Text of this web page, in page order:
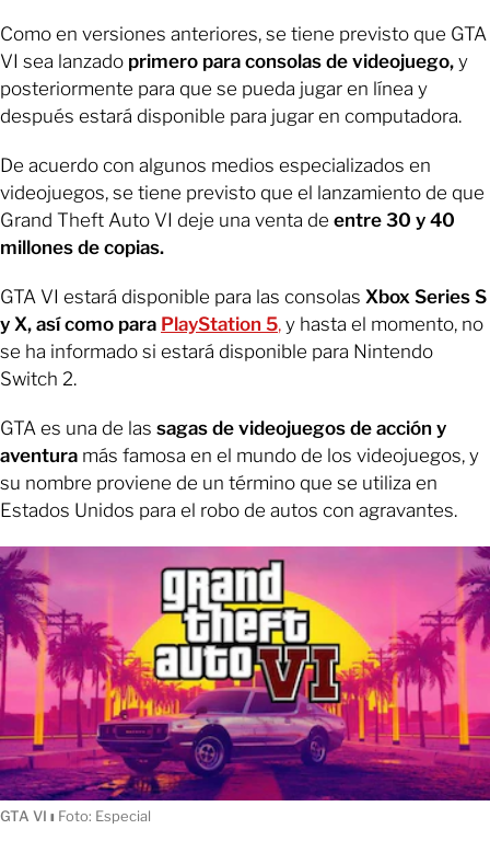
Como en versiones anteriores, se tiene previsto que GTA
VI sea lanzado primero para consolas de videojuego, y
posteriormente para que se pueda jugar en línea y
después estará disponible para jugar en computadora.
De acuerdo con algunos medios especializados en
videojuegos, se tiene previsto que el lanzamiento de que
Grand Theft Auto VI deje una venta de entre 30 y 40
millones de copias.
GTA VI estará disponible para las consolas Xbox Series S
y X, así como para PlayStation 5, y hasta el momento, no
se ha informado si estará disponible para Nintendo
Switch 2.
GTA es una de las sagas de videojuegos de acción y
aventura más famosa en el mundo de los videojuegos, y
su nombre proviene de un término que se utiliza en
Estados Unidos para el robo de autos con agravantes.
GTA VI ı Foto: Especial